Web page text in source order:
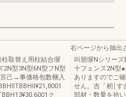
取替え用柱結合塀
2N型3N型6N型フN型
己→事価格包数梱入
ク
右ページから抽出
叫朋塀Nシリー
十フェンス2N型
ありますのでご
せん。吉「籾￨す
部材・数量を拾